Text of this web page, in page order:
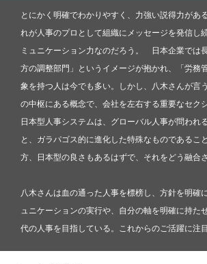
とにかく明確でわかりやすく、力強い説得力があ
れが人事のプロとして組織にメッセージを発信し
ミュニケーション力なのだろう。 日本企業では
方の調整部門」というイメージが抱かれ、「労務
象を持つ人は今でも多い。しかし、八木さんが言
の中枢にある概念で、会社を左右する重要なセク
日本型人事システムは、グローバル人事が問われ
と、ガラパゴス的に進化した特殊なものであるこ
方、日本型の良さもあるはずで、それをどう融合
八木さんは血の通った人事を標榜し、方針を明確
ュニケーションの実行や、自分の軸を明確に持た
代の人事を目指している。これからのご活躍に注